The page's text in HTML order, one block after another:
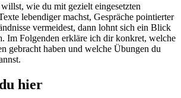
wie du mit gezielt eingesetzten
lebendiger machst, Gespräche⁢ pointierter
vermeidest, dann lohnt​ sich ⁢ein Blick​
‍Im Folgenden erkläre‍ ich ‍dir konkret, welche
gebracht haben und ⁢welche Übungen du
hier